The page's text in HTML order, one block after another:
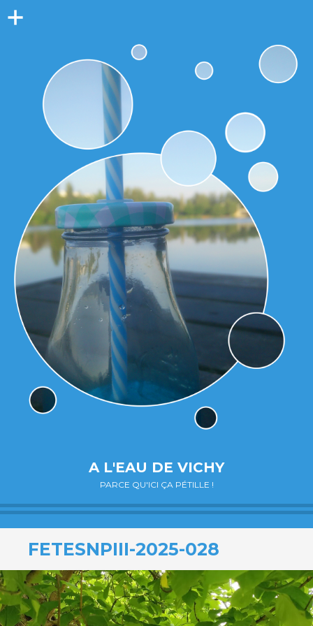
A L'EAU DE VICHY
PARCE QU'ICI ÇA PÉTILLE !
FETESNPIII-2025-028